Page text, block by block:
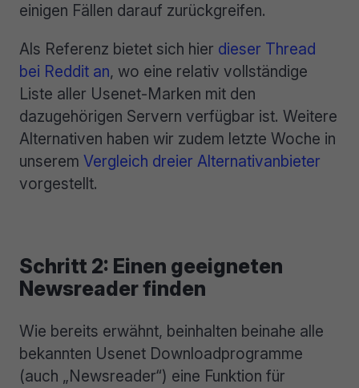
einigen Fällen darauf zurückgreifen.
Als Referenz bietet sich hier dieser Thread
bei Reddit an, wo eine relativ vollständige
Liste aller Usenet-Marken mit den
dazugehörigen Servern verfügbar ist. Weitere
Alternativen haben wir zudem letzte Woche in
unserem Vergleich dreier Alternativanbieter
vorgestellt.
Schritt 2: Einen geeigneten
Newsreader finden
Wie bereits erwähnt, beinhalten beinahe alle
bekannten Usenet Downloadprogramme
(auch „Newsreader“) eine Funktion für